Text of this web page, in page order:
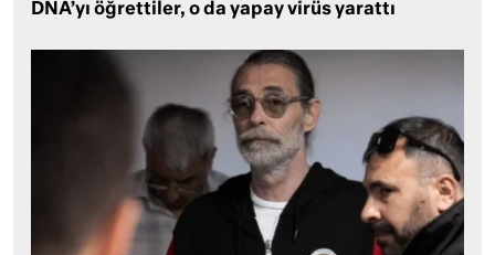
DNA’yı öğrettiler, o da yapay virüs yarattı